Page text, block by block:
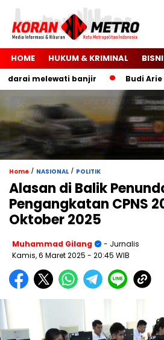
HOME HUKUM & KRIMINAL
melewati banjir Budi Arie
Home / NASIONAL / POLITIK
Alasan di Balik
Pengangkatan CPNS
Oktober 2025
Muhammad Gilang
- Jurnalis
Kamis, 6 Maret 2025 - 20:45 WIB